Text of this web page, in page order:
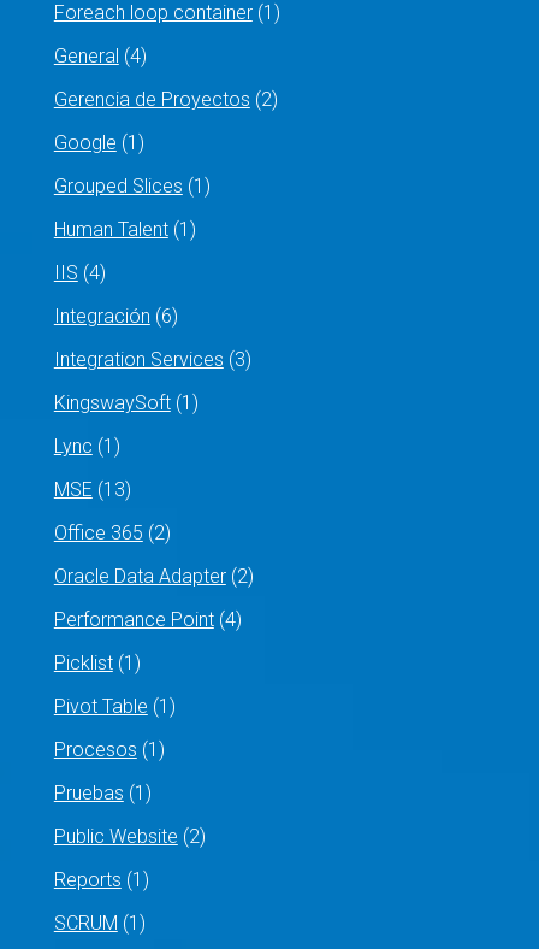
Foreach loop container(1)
General (4)
Gerencia de Proyectos (2)
Google (1)
Grouped Slices (1)
Human Talent(1)
IIS (4)
Integración (6)
Integration Services (3)
KingswaySoft(1)
Lync (1)
MSE (13)
Office 365 (2)
Oracle Data Adapter(2)
Performance Point(4)
Picklist(1)
Pivot Table (1)
Procesos (1)
Pruebas (1)
Public Website (2)
Reports (1)
SCRUM (1)